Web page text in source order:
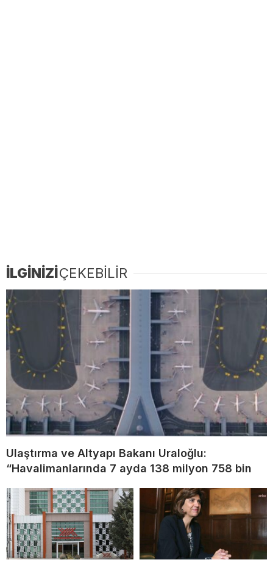
İLGİNİZİÇEKEBİLİR
Ulaştırma ve Altyapı Bakanı Uraloğlu:
“Havalimanlarında 7 ayda 138 milyon 758 bin